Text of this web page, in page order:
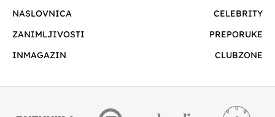
NASLOVNICA
CELEBRITY
ZANIMLJIVOSTI
PREPORUKE
INMAGAZIN
CLUBZONE